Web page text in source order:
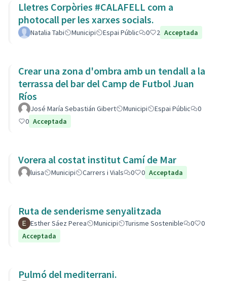
Lletres Corpòries #CALAFELL com a
photocall per les xarxes socials.
Natalia Tabi Municipi Espai Públic 0 2 Acceptada
Crear una zona d'ombra amb un tendall a la
terrassa del bar del Camp de Futbol Juan
Ríos
José María Sebastián Gibert Municipi Espai Públic
0
0 Acceptada
Vorera al costat institut Camí de Mar
luisa Municipi Carrers i Vials 0 0 Acceptada
Ruta de senderisme senyalitzada
Esther Sáez Perea Municipi Turisme Sostenible 0
0
Acceptada
Pulmó del mediterrani.